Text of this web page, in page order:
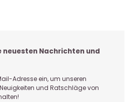
neuesten Nachrichten und
Adresse ein, um unseren
und Ratschläge von